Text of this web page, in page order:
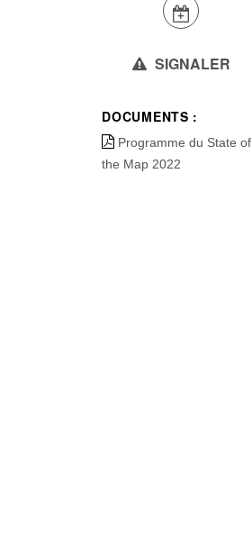
SIGNALER
DOCUMENTS :
Programme du State of
the Map 2022